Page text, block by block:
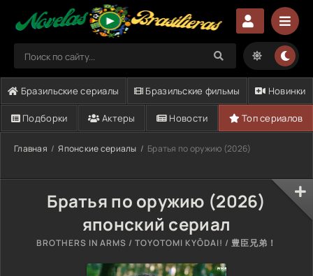
Бразильские сериалы Бразильские фильмы Новинки
Подборки Актеры Новости Топ сериалов
Главная Японские сериалы Братья по оружию (2026)
Братья по оружию (2026)
японский сериал
BROTHERS IN ARMS / TOYOTOMI KYÔDAI! / 豊臣兄弟！